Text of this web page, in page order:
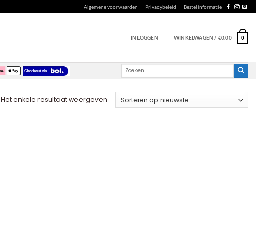
Algemene voorwaarden Privacybeleid Bestelinformatie
INLOGGEN WINKELWAGEN / €0.00 0
Zoeken
Het enkele resultaat weergeven